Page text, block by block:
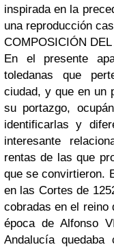
inspirada en la
una reproducción
COMPOSICIÓN
En el presente
toledanas que
ciudad, y que en un
su portazgo,
identificarlas y
interesante
rentas de las que
que se convirtieron.
en las Cortes de
cobradas en el reino
época de Alfonso
Andalucía